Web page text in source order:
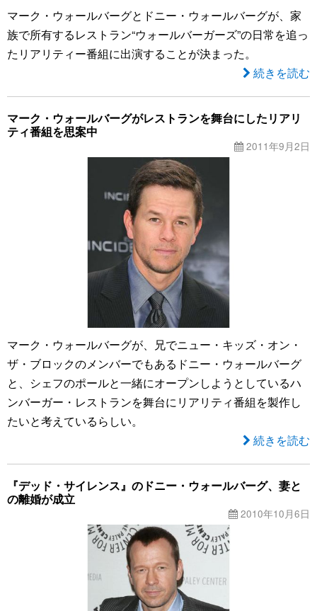
マーク・ウォールバーグとドニー・ウォールバーグが、家
族で所有するレストラン“ウォールバーガーズ”の日常を追っ
たリアリティー番組に出演することが決まった。
続きを読む
マーク・ウォールバーグがレストランを舞台にしたリアリ
ティ番組を思案中
2011年9月2日
マーク・ウォールバーグが、兄でニュー・キッズ・オン・
ザ・ブロックのメンバーでもあるドニー・ウォールバーグ
と、シェフのポールと一緒にオープンしようとしているハ
ンバーガー・レストランを舞台にリアリティ番組を製作し
たいと考えているらしい。
続きを読む
『デッド・サイレンス』のドニー・ウォールバーグ、妻と
の離婚が成立
2010年10月6日